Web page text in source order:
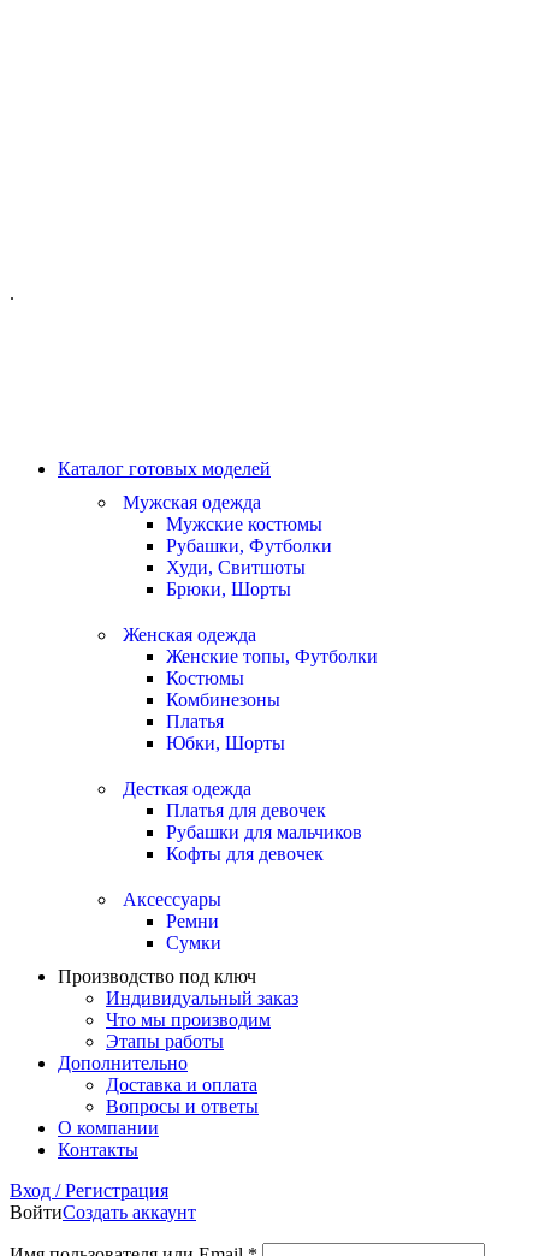
.
Каталог готовых моделей
Мужская одежда
Мужские костюмы
Рубашки, Футболки
Худи, Свитшоты
Брюки, Шорты
Женская одежда
Женские топы, Футболки
Костюмы
Комбинезоны
Платья
Юбки, Шорты
Десткая одежда
Платья для девочек
Рубашки для мальчиков
Кофты для девочек
Аксессуары
Ремни
Сумки
Производство под ключ
Индивидуальный заказ
Что мы производим
Этапы работы
Дополнительно
Доставка и оплата
Вопросы и ответы
О компании
Контакты
Вход / Регистрация
ВойтиСоздать аккаунт